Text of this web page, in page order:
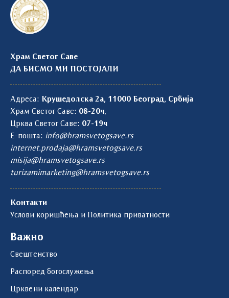
Храм Светог Саве
ДА БИСМО МИ ПОСТОЈАЛИ
Адреса: Крушедолска 2а, 11000 Београд, Србија
Храм Светог Саве: 08-20ч,
Црква Светог Саве: 07-19ч
Е-пошта: info@hramsvetogsave.rs
internet.prodaja@hramsvetogsave.rs
misija@hramsvetogsave.rs
turizamimarketing@hramsvetogsave.rs
Контакти
Услови коришћења и Политика приватности
Важно
Свештенство
Распоред богослужења
Црквени календар